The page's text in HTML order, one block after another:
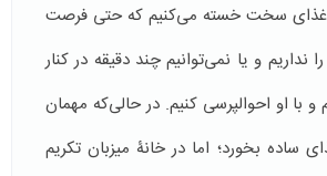
غذای سخت خسته می‌کنیم که حتی فرصت
و یا نمی‌توانیم چند دقیقه در کنار
با او احوالپرسی کنیم. در حالی‌که مهمان
بخورد؛ اما در خانۀ میزبان تکریم